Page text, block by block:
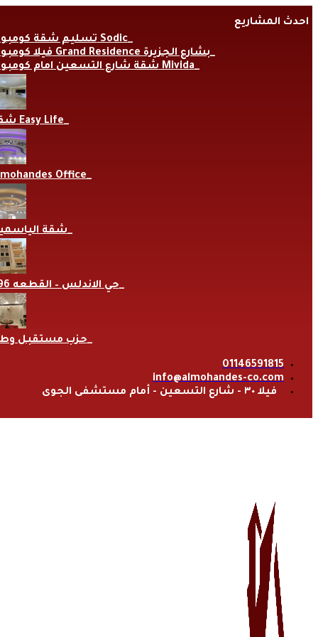
to
احدث المشاريع
تسليم شقة كومبوند Sodic
فيلا كومبوند Grand Residence بشارع الجزيرة
شقة شارع التسعين امام كومبوند Mivida
شقة Easy Life
Office
شقة
حي الاندلس – القطعه 696
حزب مستقبل
01146591815
info@almohandes-co.com
فيلا ٣٠ - شارع التسعين - أمام مستشفى الجوى